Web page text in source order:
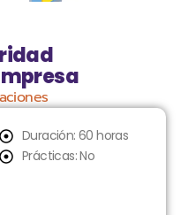
Duración: 60 horas
Prácticas: No